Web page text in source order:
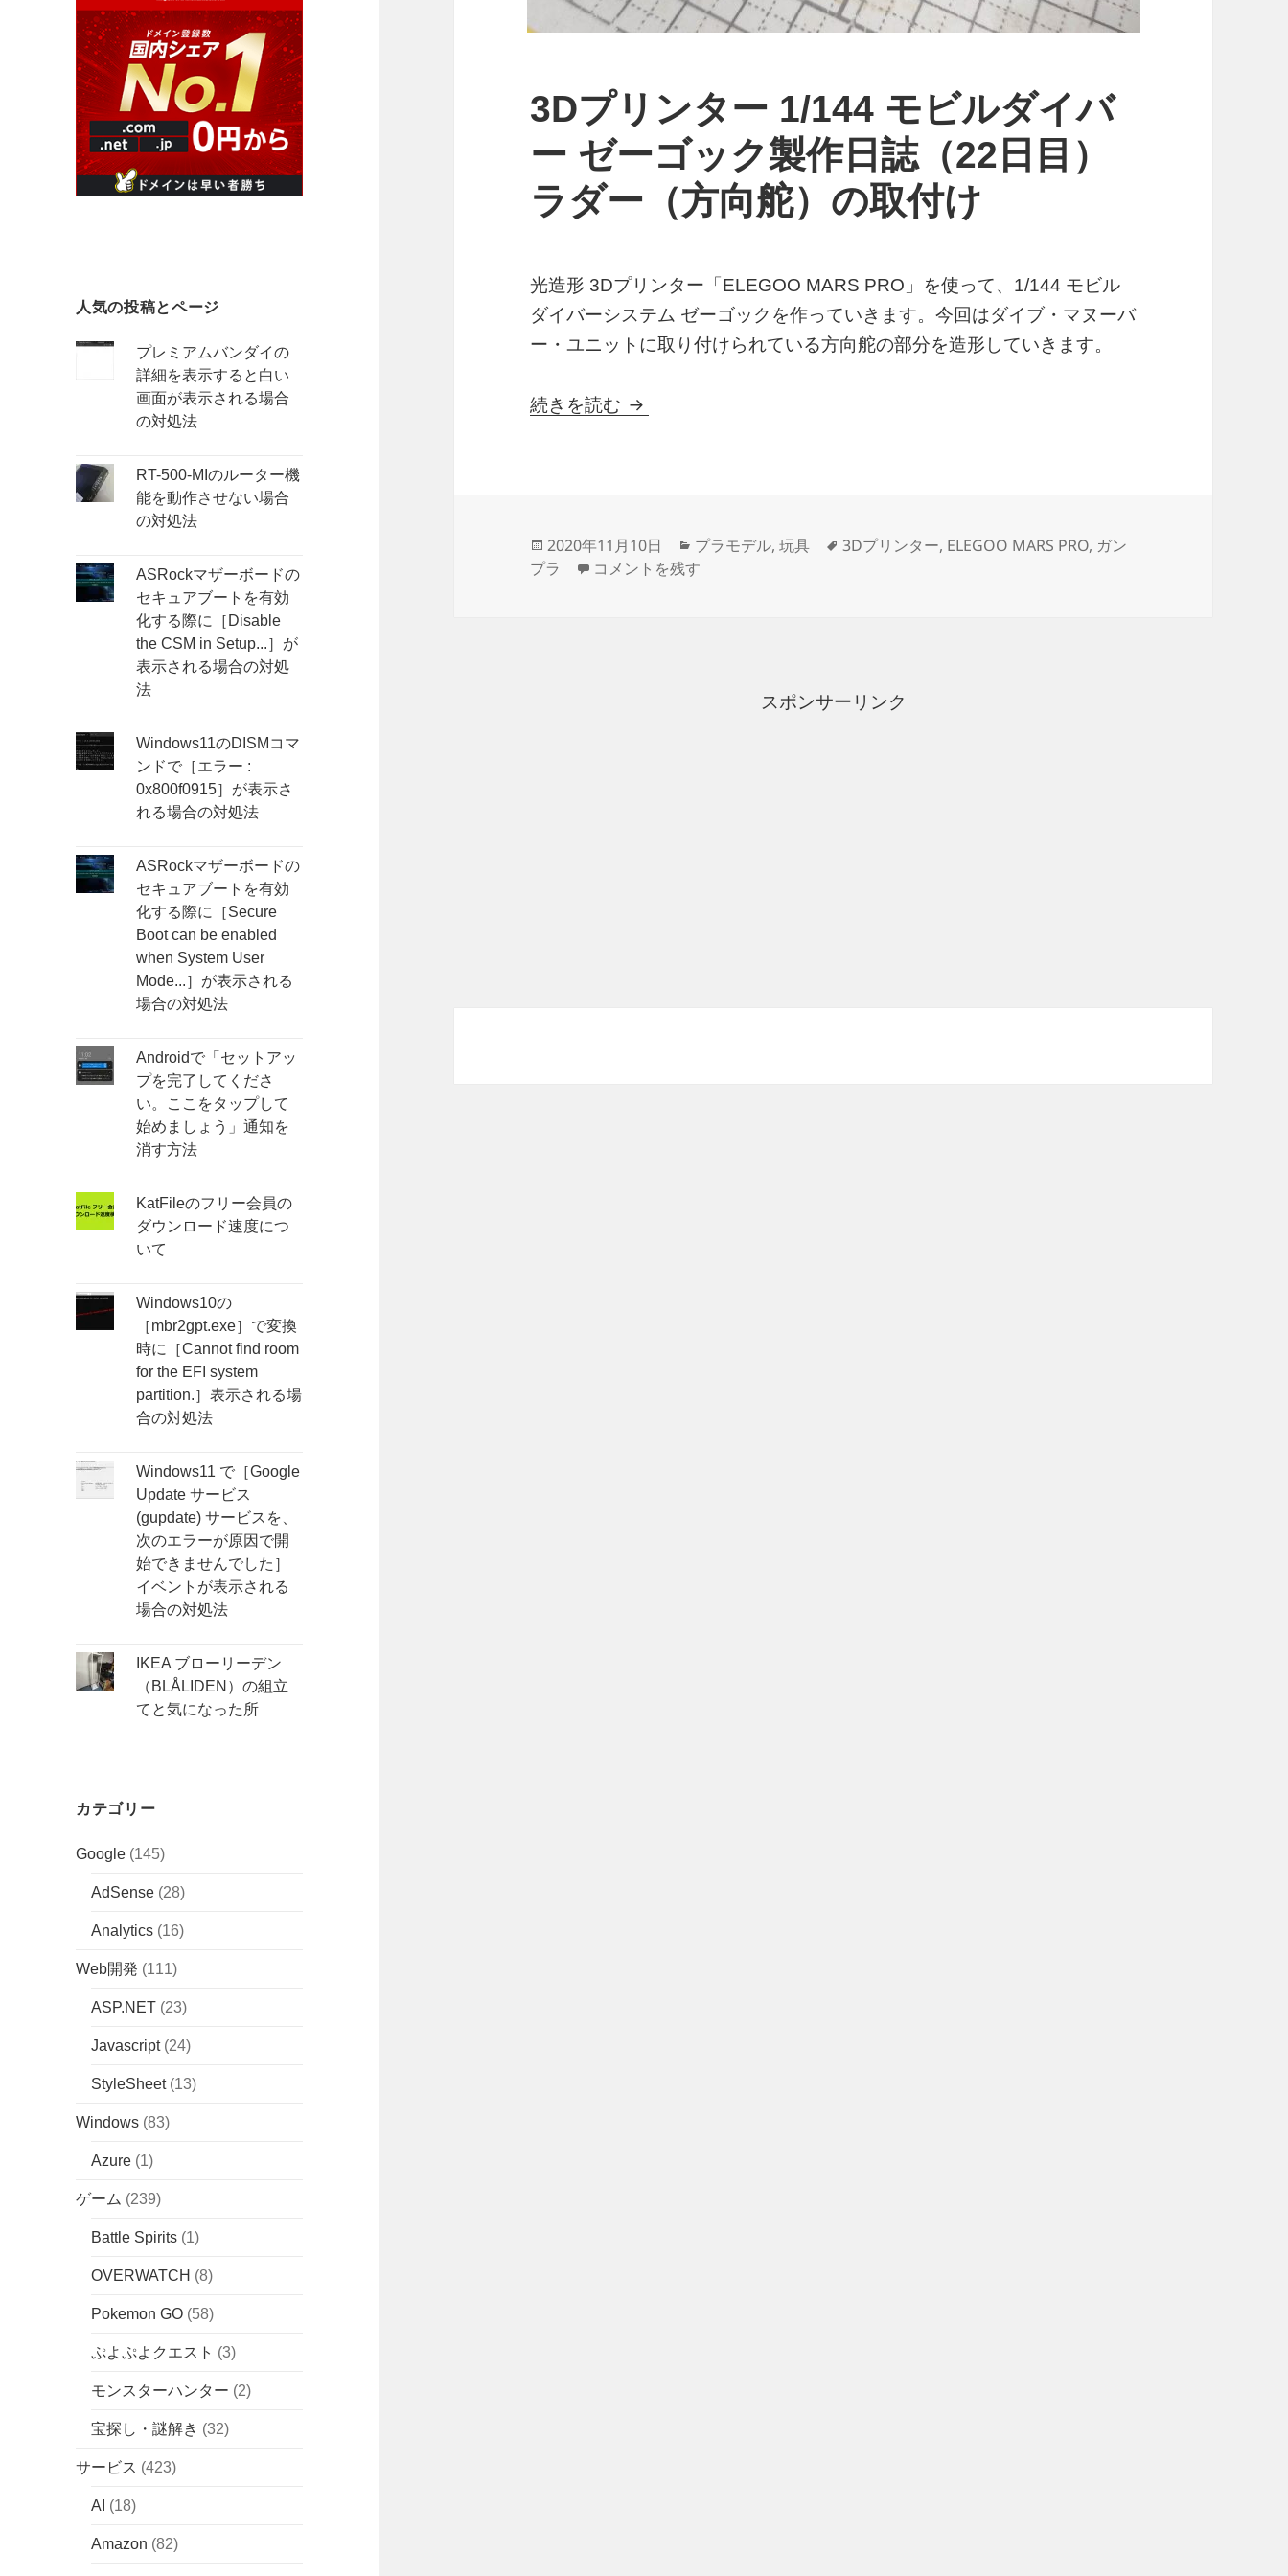
人気の投稿とページ
プレミアムバンダイの
詳細を表示すると白い
画面が表示される場合
の対処法
RT-500-MIのルーター機
能を動作させない場合
の対処法
ASRockマザーボードの
セキュアブートを有効
化する際に［Disable
the CSM in Setup...］が
表示される場合の対処
法
Windows11のDISMコマ
ンドで［エラー :
0x800f0915］が表示さ
れる場合の対処法
ASRockマザーボードの
セキュアブートを有効
化する際に［Secure
Boot can be enabled
when System User
Mode...］が表示される
場合の対処法
Androidで「セットアッ
プを完了してくださ
い。ここをタップして
始めましょう」通知を
消す方法
KatFileのフリー会員の
ダウンロード速度につ
いて
Windows10の
［mbr2gpt.exe］で変換
時に［Cannot find room
for the EFI system
partition.］表示される場
合の対処法
Windows11 で［Google
Update サービス
(gupdate) サービスを、
次のエラーが原因で開
始できませんでした］
イベントが表示される
場合の対処法
IKEA ブローリーデン
（BLÅLIDEN）の組立
てと気になった所
カテゴリー
Google (145)
AdSense (28)
Analytics (16)
Web開発 (111)
ASP.NET (23)
Javascript(24)
StyleSheet(13)
Windows (83)
Azure (1)
ゲーム (239)
Battle Spirits (1)
OVERWATCH (8)
Pokemon GO (58)
ぷよぷよクエスト (3)
モンスターハンター (2)
宝探し・謎解き (32)
サービス (423)
AI (18)
Amazon (82)
3Dプリンター 1/144 モビルダイバ
ー ゼーゴック製作日誌（22日目）
ラダー（方向舵）の取付け
光造形 3Dプリンター「ELEGOO MARS PRO」を使って、1/144 モビル
ダイバーシステム ゼーゴックを作っていきます。今回はダイブ・マヌーバ
ー・ユニットに取り付けられている方向舵の部分を造形していきます。
続きを読む 3Dプリンター 1/144 モビルダイバー ゼーゴック製作日誌（22日目）ラダー（方
投
稿
2020年11月10日
カ
テ
プラモデル,玩具
タ
3Dプリンター, ELEGOO MARS PRO, ガン
プラ
3Dプリンター 1/144 モビルダイバー ゼーゴック製作日誌（22日目）ラダー（方向舵）の取付け に
コメントを残す
スポンサーリンク